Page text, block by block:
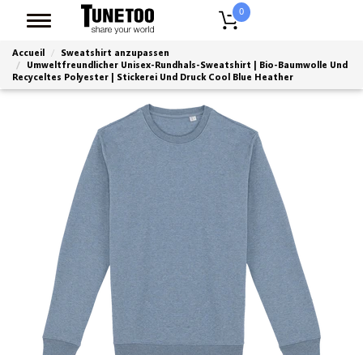
0
Accueil
Sweatshirt anzupassen
Umweltfreundlicher Unisex-Rundhals-Sweatshirt | Bio-Baumwolle Und
Recyceltes Polyester | Stickerei Und Druck Cool Blue Heather